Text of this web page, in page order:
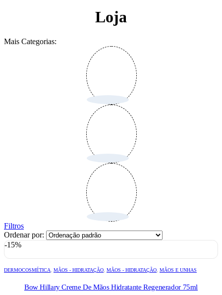
Loja
Mais Categorias:
Filtros
Ordenar por:
-15%
DERMOCOSMÉTICA MÃOS - HIDRATAÇÃO MÃOS - HIDRATAÇÃO MÃOS E UNHAS
Bow Hillary Creme De Mãos Hidratante Regenerador 75ml